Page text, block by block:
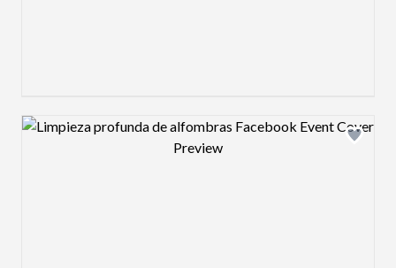
Design preview image